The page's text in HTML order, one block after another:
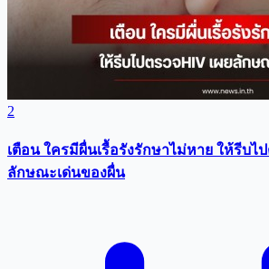
2
เตือน ใครมีผื่นเรื้อรังรักษาไม่หาย ให้รีบไ
ลักษณะเด่นของผื่น